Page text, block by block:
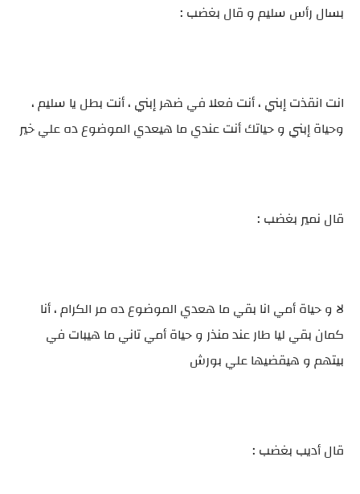
بسال رأس سليم و قال بغضب :
انت انقذت إبني ، أنت فعلا في ضهر إبني ، أنت بطل يا سليم ،
وحياة إبني و حياتك أنت عندي ما هيعدي الموضوع ده علي خير
قال نمير بغضب :
لا و حياة أمي انا بقي ما هعدي الموضوع ده مر الكرام ، أنا
كمان بقي ليا طار عند منذر و حياة أمي تاني ما هيبات في
بيتهم و هيقضيها علي بورش
قال أديب بغضب :